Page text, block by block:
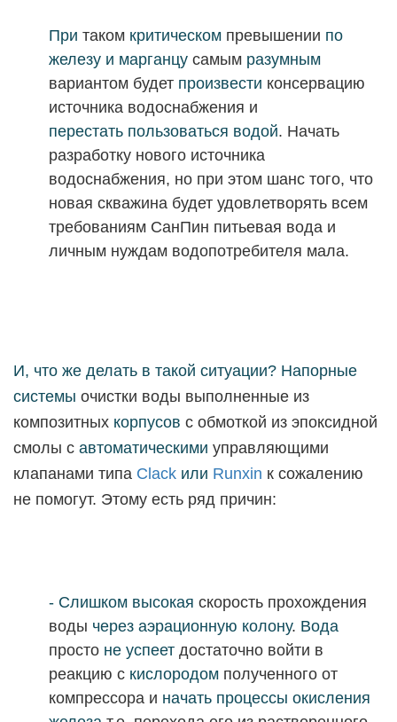
При таком критическом превышении по
железу и марганцу самым разумным
вариантом будет произвести консервацию
источника водоснабжения и
перестать пользоваться водой. Начать
разработку нового источника
водоснабжения, но при этом шанс того, что
новая скважина будет удовлетворять всем
требованиям СанПин питьевая вода и
личным нуждам водопотребителя мала.
И, что же делать в такой ситуации? Напорные
системы очистки воды выполненные из
композитных корпусов с обмоткой из эпоксидной
смолы с автоматическими управляющими
клапанами типа Clack или Runxin к сожалению
не помогут. Этому есть ряд причин:
- Слишком высокая скорость прохождения
воды через аэрационную колону. Вода
просто не успеет достаточно войти в
реакцию с кислородом полученного от
компрессора и начать процессы окисления